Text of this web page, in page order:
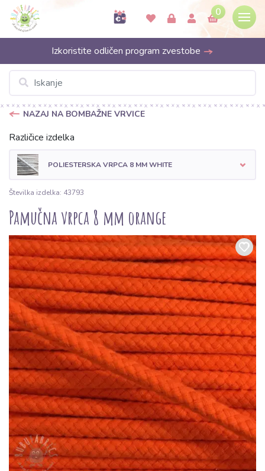
0
Izkoristite odličen program zvestobe
NAZAJ NA BOMBAŽNE VRVICE
Različice izdelka
POLIESTERSKA VRPCA 8 MM WHITE
Številka izdelka: 43793
Pamučna vrpca 8 mm orange